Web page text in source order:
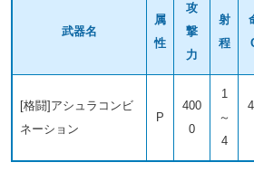
武器名
属
性
攻
撃
力
射
程
[格闘]アシュラコンビ
ネーション
P
400
0
1
～
4